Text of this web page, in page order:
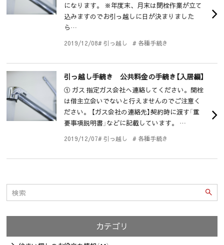
になります。 ※年度末、月末は閉栓作業が立て
込みますのでお引っ越しに日が決まりました
ら…
2019/12/08# 引っ越し # 各種手続き
引っ越し手続き 公共料金の手続き【入居編】
① ガス 指定ガス会社へ連絡してください。開栓
は借主立会いでないと行えませんのでご注意く
ださい。 【ガス会社の連絡先】契約時に渡す「重
要事項説明書」などに記載しています。 …
2019/12/07# 引っ越し # 各種手続き
カテゴリ